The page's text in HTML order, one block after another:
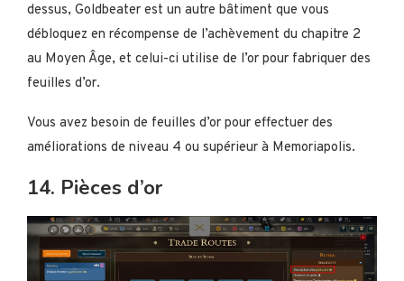
dessus, Goldbeater est un autre bâtiment que vous
débloquez en récompense de l’achèvement du chapitre 2
au Moyen Âge, et celui-ci utilise de l’or pour fabriquer des
feuilles d’or.
Vous avez besoin de feuilles d’or pour effectuer des
améliorations de niveau 4 ou supérieur à Memoriapolis.
14. Pièces d’or